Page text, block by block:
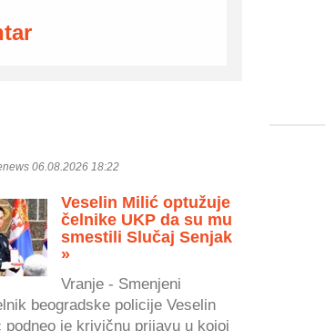
06.08.2026 18:22
Veselin Milić optužuje
čelnike UKP da su mu
smestili Slučaj Senjak
»
Vranje - Smenjeni
beogradske policije Veselin
podneo je krivičnu prijavu u kojoj